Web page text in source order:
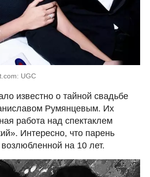
UGC
известно о тайной свадьбе
Румянцевым. Их
работа над спектаклем
Интересно, что парень
на 10 лет.